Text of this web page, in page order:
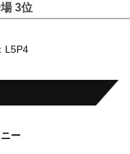
3位
L5P4
ー